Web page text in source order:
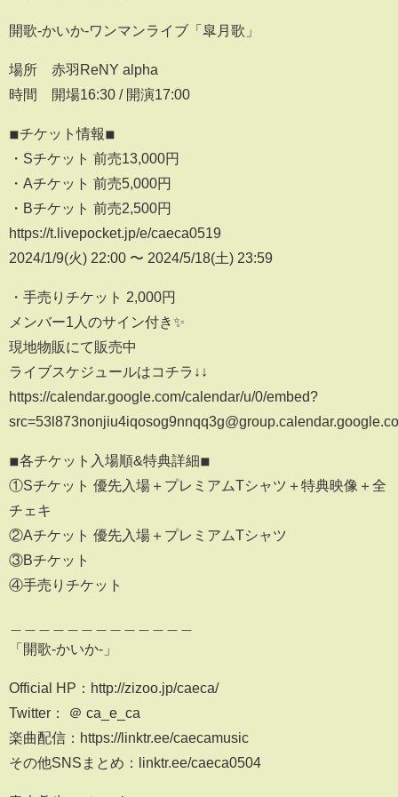
開歌-かいか-ワンマンライブ「皐月歌」
場所 赤羽ReNY alpha
時間 開場16:30 / 開演17:00
◾︎チケット情報◾︎
・Sチケット 前売13,000円
・Aチケット 前売5,000円
・Bチケット 前売2,500円
https://t.livepocket.jp/e/caeca0519
2024/1/9(火) 22:00 〜 2024/5/18(土) 23:59
・手売りチケット 2,000円
メンバー1人のサイン付き✨
現地物販にて販売中
ライブスケジュールはコチラ↓↓
https://calendar.google.com/calendar/u/0/embed?
◾︎各チケット入場順&特典詳細◾︎
①Sチケット 優先入場＋プレミアムTシャツ＋特典映像＋全
チェキ
②Aチケット 優先入場＋プレミアムTシャツ
③Bチケット
④手売りチケット
「開歌-かいか-」
Official HP：http://zizoo.jp/caeca/
Twitter： ＠ ca_e_ca
楽曲配信：https://linktr.ee/caecamusic
その他SNSまとめ：linktr.ee/caeca0504